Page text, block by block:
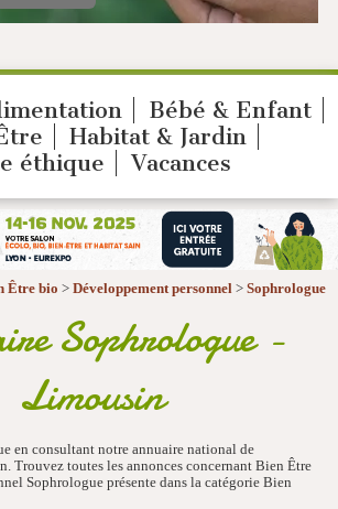
Bébé & Enfant
Habitat & Jardin
éthique
Vacances
Être bio > Développement personnel > Sophrologue
Sophrologue -
Limousin
en consultant notre annuaire national de
Trouvez toutes les annonces concernant Bien Être
Sophrologue présente dans la catégorie Bien